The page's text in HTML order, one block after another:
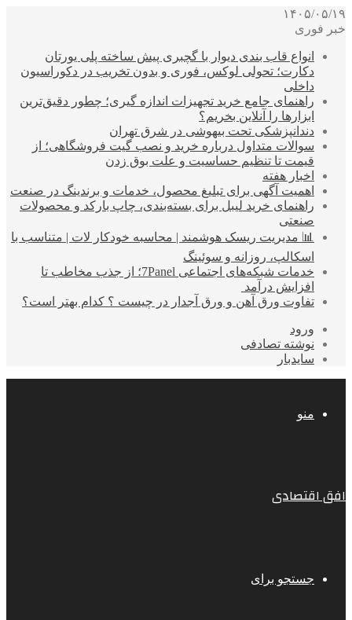
۱۴۰۵/۰۵/۱۹
خبر فوری
انواع قاب بندی دیوار با گچبری پیش ساخته پلی یورتان
دکارت؛ تحولی لوکس، فوری و بدون تخریب در دکوراسیون
داخلی
راهنمای جامع خرید تجهیزات اندازه گیری؛ چطور دقیق‌ترین
ابزارها را آنلاین بخریم؟
دندانپزشکی تحت بیهوشی در شرق تهران
سوالات متداول درباره خرید و نصب گیت فروشگاهی؛ از
قیمت تا تنظیم حساسیت و علت بوق زدن
اخبار هفته
اهمیت آگهی برای تبلیغ محصول، خدمات و برندینگ در صنعت
راهنمای خرید لیبل برای بسته‌بندی، چاپ بارکد و محصولات
صنعتی
📊 مدیریت ریسک هوشمند | محاسبه خودکار لات | متناسب با
اسکالپ، روزانه و سوئینگ
خدمات شبکه‌های اجتماعی 7Panel؛ از جذب مخاطب تا
افزایش درآمد
تفاوت ورق آهن و ورق آجدار در چیست ؟ کدام بهتر است؟
ورود
نوشته تصادفی
سایدبار
منو
افق اقتصادی
جستجو برای